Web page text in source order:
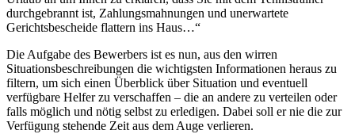
durchgebrannt ist, Zahlungsmahnungen und unerwartete
Gerichtsbescheide flattern ins Haus…“
Die Aufgabe des Bewerbers ist es nun, aus den wirren
Situationsbeschreibungen die wichtigsten Informationen heraus zu
filtern, um sich einen Überblick über Situation und eventuell
verfügbare Helfer zu verschaffen – die an andere zu verteilen oder
falls möglich und nötig selbst zu erledigen. Dabei soll er nie die zur
Verfügung stehende Zeit aus dem Auge verlieren.